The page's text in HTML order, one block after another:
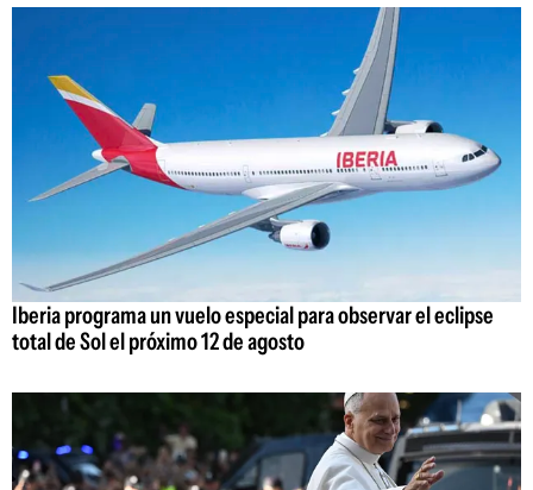
Iberia programa un vuelo especial para observar el eclipse
total de Sol el próximo 12 de agosto